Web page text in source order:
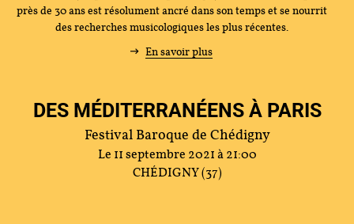
près de 30 ans est résolument ancré dans son temps et se nourrit
des recherches musicologiques les plus récentes.
En savoir plus
DES MÉDITERRANÉENS À PARIS
Festival Baroque de Chédigny
Le 11 septembre 2021 à 21:00
CHÉDIGNY (37)